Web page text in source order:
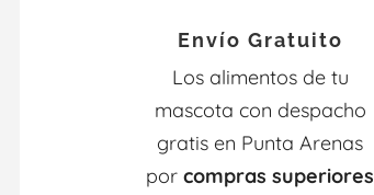
Envío Gratuito
Los alimentos de tu
mascota con despacho
gratis en Punta Arenas
porcompras superiores